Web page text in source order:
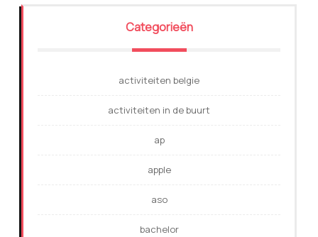
Categorieën
activiteiten belgie
activiteiten in de buurt
ap
apple
aso
bachelor